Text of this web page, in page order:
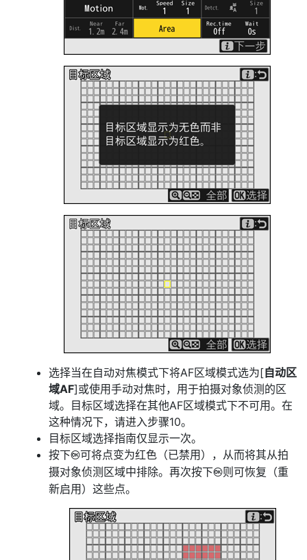
选择当在自动对焦模式下将AF区域模式选为[自动区
域AF]或使用手动对焦时，用于拍摄对象侦测的区
域。目标区域选择在其他AF区域模式下不可用。在
这种情况下，请进入步骤10。
目标区域选择指南仅显示一次。
按下J可将点变为红色（已禁用），从而将其从拍
摄对象侦测区域中排除。再次按下J则可恢复（重
新启用）这些点。